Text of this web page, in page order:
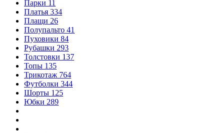
Парки 11
Платья 334
Плащи 26
Полупальто 41
Пуховики 84
Рубашки 293
Толстовки 137
Топы 135
Трикотаж 764
Футболки 344
Шорты 125
Юбки 289